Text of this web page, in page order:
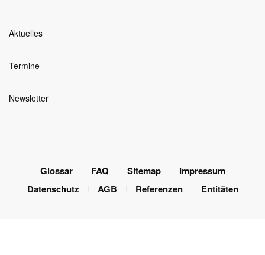
Aktuelles
Termine
Newsletter
Glossar FAQ Sitemap
Impressum
Datenschutz
AGB Referenzen Entitäten